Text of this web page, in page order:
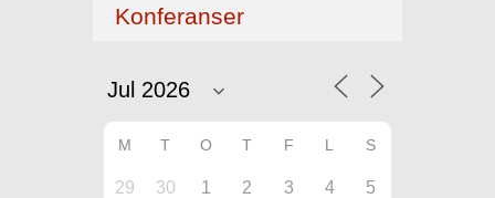
Konferanser
M T O T F L S
29 30 1 2 3 4 5